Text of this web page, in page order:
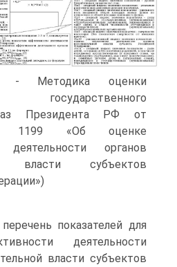
- Методика оценки
государственного
Президента РФ от
«Об оценке
деятельности органов
власти субъектов
показателей для
деятельно­сти
власти субъектов